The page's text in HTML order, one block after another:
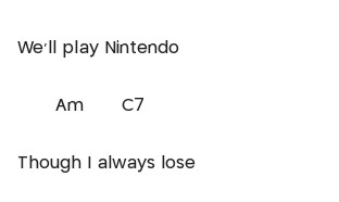
We'll play Nintendo
Am C7
Though I always lose